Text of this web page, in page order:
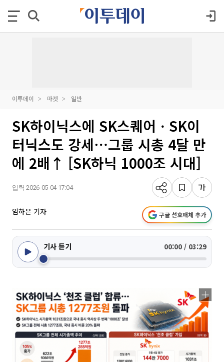
이투데이 마켓 일반
SK하이닉스에 SK스퀘어ㆍSK이
터닉스도 강세⋯그룹 시총 4달 만
에 2배↑ [SK하닉 1000조 시대]
입력 2026-05-04 17:04
임하은 기자 구글 선호매체 추가
기사 듣기 00:00 / 03:29